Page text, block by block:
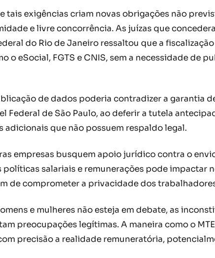
tais exigências criam novas obrigações não
e livre concorrência. As juízas que
do Rio de Janeiro ressaltou que a
o eSocial, FGTS e CNIS, sem a necessidade de
de dados poderia contradizer a garantia
Federal de São Paulo, ao deferir a tutela
que não possuem respaldo legal.
empresas busquem apoio jurídico contra o
salariais e remunerações pode impactar
de comprometer a privacidade dos
e mulheres não esteja em debate, as
preocupações legítimas. A maneira como o
precisão a realidade remuneratória,